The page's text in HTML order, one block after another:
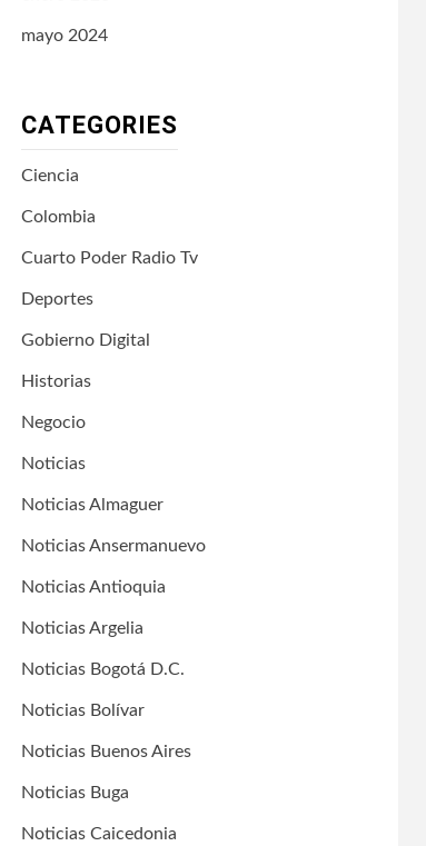
mayo 2024
CATEGORIES
Ciencia
Colombia
Cuarto Poder Radio Tv
Deportes
Gobierno Digital
Historias
Negocio
Noticias
Noticias Almaguer
Noticias Ansermanuevo
Noticias Antioquia
Noticias Argelia
Noticias Bogotá D.C.
Noticias Bolívar
Noticias Buenos Aires
Noticias Buga
Noticias Caicedonia